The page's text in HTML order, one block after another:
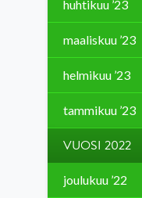
huhtikuu ’23
maaliskuu ’23
helmikuu ’23
tammikuu ’23
VUOSI 2022
joulukuu ’22